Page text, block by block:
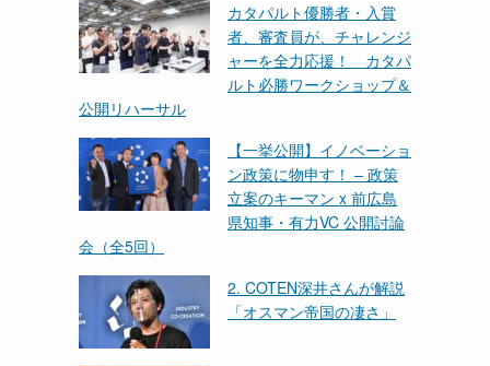
カタパルト優勝者・入賞
者、審査員が、チャレンジ
ャーを全力応援！ カタパ
ルト必勝ワークショップ＆
公開リハーサル
【一挙公開】イノベーショ
ン政策に物申す！ – 政策
立案のキーマン x 前広島
県知事・有力VC 公開討論
会（全5回）
2. COTEN深井さんが解説
「オスマン帝国の凄さ」